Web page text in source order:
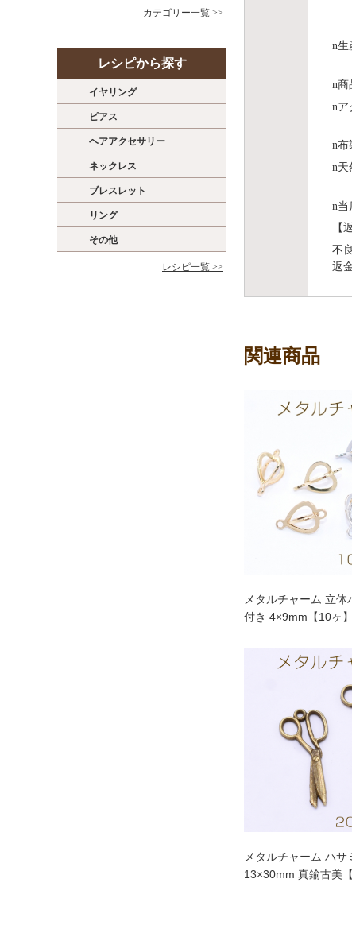
カテゴリー一覧 >>
レシピから探す
イヤリング
ピアス
ヘアアクセサリー
ネックレス
ブレスレット
リング
その他
レシピ一覧 >>
n⽣
n商
nア
n布
n天
n当
【
不
返
関連商品
メタルチャーム 立体
付き 4×9mm【10ヶ】
メタルチャーム ハサ
13×30mm 真鍮古美【